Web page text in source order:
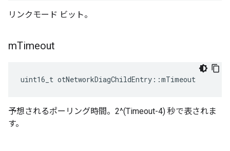
リンクモード ビット。
mTimeout
uint16_t otNetworkDiagChildEntry ::mTimeout
予想されるポーリング時間。2^(Timeout-4) 秒で表されま
す。